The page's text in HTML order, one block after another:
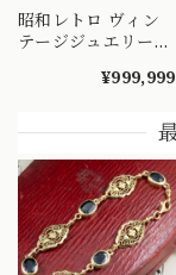
昭和レトロ ヴィン
テージジュエリー
縦長フォルム リン
ール 4.63 サファイ
0.14 ダイヤモンド
0.11 〜直線と曲線
のコラボレーション
～ OKR00219
¥999,999